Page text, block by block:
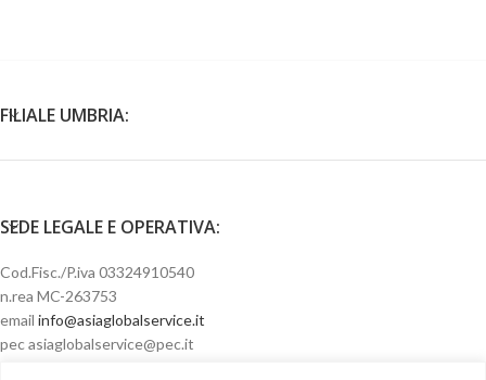
FILIALE UMBRIA:
SEDE LEGALE E OPERATIVA:
Cod.Fisc./P.iva 03324910540
n.rea MC-263753
email info@asiaglobalservice.it
pec asiaglobalservice@pec.it